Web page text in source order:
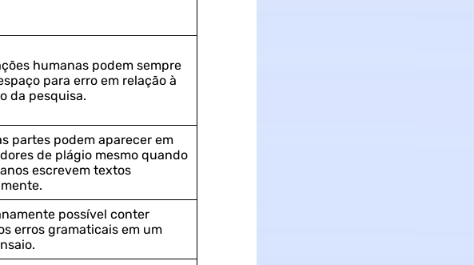
humanas podem sempre
para erro em relação à
da pesquisa.
partes podem aparecer em
de plágio mesmo quando
escrevem textos
possível conter
erros gramaticais em um